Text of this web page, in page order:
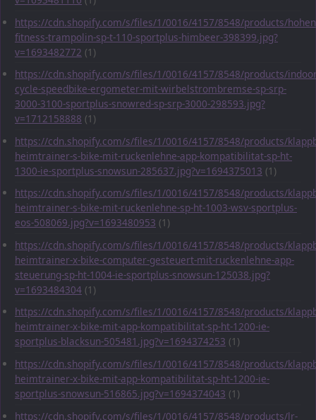
https://cdn.shopify.com/s/files/1/0016/4157/8548/products/
fitness-trampolin-sp-t-110-sportplus-himbeer-398399.jpg?
v=1693482772 (1)
https://cdn.shopify.com/s/files/1/0016/4157/8548/products/
cycle-speedbike-ergometer-mit-wirbelstrombremse-sp-srp-
3000-3100-sportplus-snowred-sp-srp-3000-298593.jpg?
v=1712158888 (1)
https://cdn.shopify.com/s/files/1/0016/4157/8548/products/
heimtrainer-s-bike-mit-ruckenlehne-app-kompatibilitat-sp-ht-
1300-ie-sportplus-snowsun-285637.jpg?v=1694375013 (1)
https://cdn.shopify.com/s/files/1/0016/4157/8548/products/
heimtrainer-s-bike-mit-ruckenlehne-sp-ht-1003-wsv-sportplus-
eos-508069.jpg?v=1693480953 (1)
https://cdn.shopify.com/s/files/1/0016/4157/8548/products/
heimtrainer-x-bike-computer-gesteuert-mit-ruckenlehne-app-
steuerung-sp-ht-1004-ie-sportplus-snowsun-125038.jpg?
v=1693484304 (1)
https://cdn.shopify.com/s/files/1/0016/4157/8548/products/
heimtrainer-x-bike-mit-app-kompatibilitat-sp-ht-1200-ie-
sportplus-blacksun-505481.jpg?v=1694374253 (1)
https://cdn.shopify.com/s/files/1/0016/4157/8548/products/
heimtrainer-x-bike-mit-app-kompatibilitat-sp-ht-1200-ie-
sportplus-snowsun-516865.jpg?v=1694374043 (1)
https://cdn.shopify.com/s/files/1/0016/4157/8548/products/lr-